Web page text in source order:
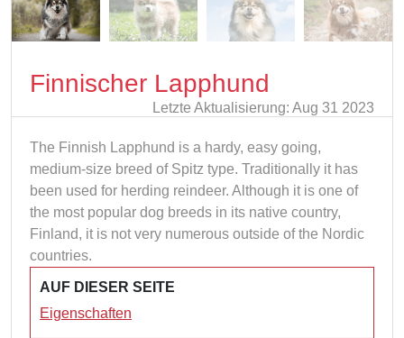
Finnischer Lapphund
Letzte Aktualisierung: Aug 31 2023
The Finnish Lapphund is a hardy, easy going,
medium-size breed of Spitz type. Traditionally it has
been used for herding reindeer. Although it is one of
the most popular dog breeds in its native country,
Finland, it is not very numerous outside of the Nordic
countries.
AUF DIESER SEITE
Eigenschaften